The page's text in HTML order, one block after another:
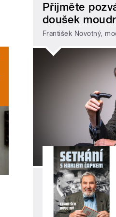
Přijměte
doušek
František Novotný,